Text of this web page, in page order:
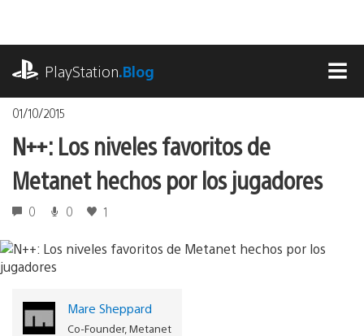
contenido
PlayStation.Blog
01/10/2015
N++: Los niveles favoritos de
Metanet hechos por los jugadores
0 0 1
Mare Sheppard
Co-Founder, Metanet